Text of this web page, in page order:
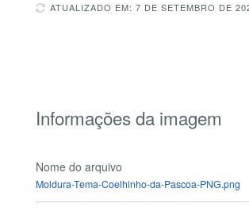
ATUALIZADO EM: 7 DE SETEMBRO DE
Informações da imagem
Nome do arquivo
Moldura-Tema-Coelhinho-da-Pascoa-PNG.png